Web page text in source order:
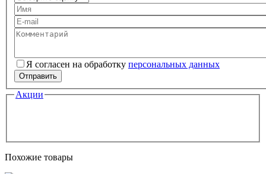
Ваше имя
Ваш e-mail
Комментарий
Я согласен на обработку персональных данных
Персональные данные
Отправить
Акции
Похожие товары